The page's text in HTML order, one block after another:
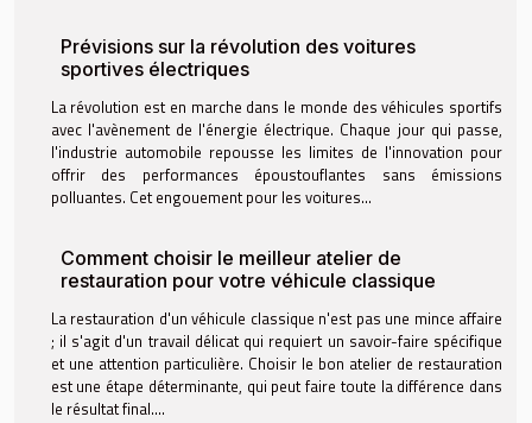
Prévisions sur la révolution des voitures
sportives électriques
La révolution est en marche dans le monde des véhicules sportifs
avec l'avènement de l'énergie électrique. Chaque jour qui passe,
l'industrie automobile repousse les limites de l'innovation pour
offrir des performances époustouflantes sans émissions
polluantes. Cet engouement pour les voitures...
Comment choisir le meilleur atelier de
restauration pour votre véhicule classique
La restauration d'un véhicule classique n'est pas une mince affaire
; il s'agit d'un travail délicat qui requiert un savoir-faire spécifique
et une attention particulière. Choisir le bon atelier de restauration
est une étape déterminante, qui peut faire toute la différence dans
le résultat final....